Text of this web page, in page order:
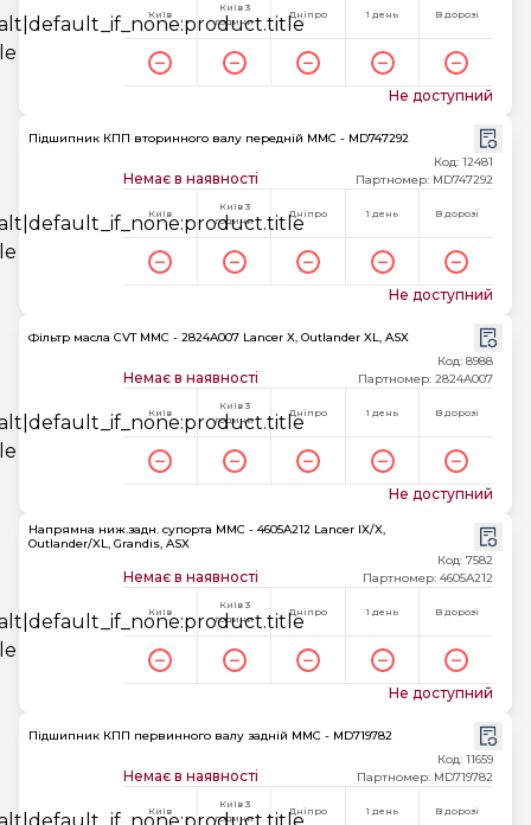
Київ
Київ 3
години
Дніпро 1 день В дорозі
Не доступний
Підшипник КПП вторинного валу передній MMC - MD747292
Немає в наявності
Код: 12481
Партномер: MD747292
Київ
Київ 3
години
Дніпро 1 день В дорозі
Не доступний
Фільтр масла CVT MMC - 2824A007 Lancer X, Outlander XL, ASX
Немає в наявності
Код: 8988
Партномер: 2824A007
Київ
Київ 3
години
Дніпро 1 день В дорозі
Не доступний
Напрямна ниж.задн. супорта MMC - 4605A212 Lancer IX/X,
Outlander/XL, Grandis, ASX
Немає в наявності
Код: 7582
Партномер: 4605A212
Київ
Київ 3
години
Дніпро 1 день В дорозі
Не доступний
Підшипник КПП первинного валу задній MMC - MD719782
Немає в наявності
Код: 11659
Партномер: MD719782
Київ
Київ 3
години
Дніпро 1 день В дорозі